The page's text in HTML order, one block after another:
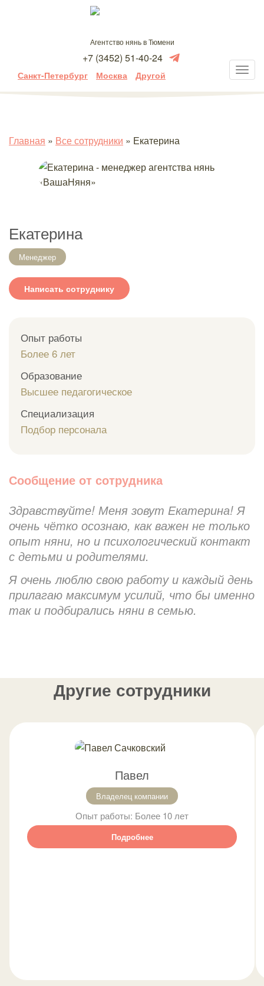
Агентство нянь в Тюмени
+7 (3452) 51-40-24
Санкт-Петербург Москва Другой
Главная » Все сотрудники » Екатерина
Екатерина
Менеджер
Написать сотруднику
Опыт работы
Более 6 лет
Образование
Высшее педагогическое
Специализация
Подбор персонала
Сообщение от сотрудника
Здравствуйте! Меня зовут Екатерина! Я
очень чётко осознаю, как важен не только
опыт няни, но и психологический контакт
с детьми и родителями.
Я очень люблю свою работу и каждый день
прилагаю максимум усилий, что бы именно
так и подбирались няни в семью.
Другие сотрудники
Павел
Владелец компании
Опыт работы: Более 10 лет
Подробнее